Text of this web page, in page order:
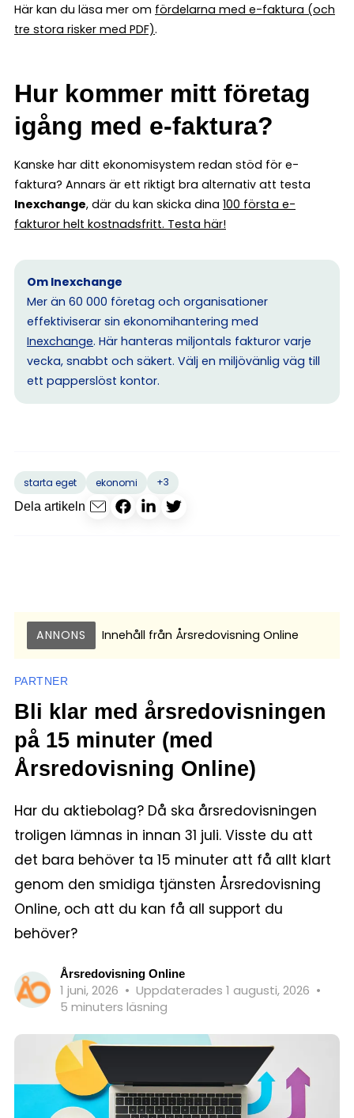
Här kan du läsa mer om fördelarna med e-faktura (och
tre stora risker med PDF).
Hur kommer mitt företag
igång med e-faktura?
Kanske har ditt ekonomisystem redan stöd för e-
faktura? Annars är ett riktigt bra alternativ att testa
Inexchange, där du kan skicka dina 100 första e-
fakturor helt kostnadsfritt. Testa här!
Om Inexchange
Mer än 60 000 företag och organisationer
effektiviserar sin ekonomihantering med
Inexchange. Här hanteras miljontals fakturor varje
vecka, snabbt och säkert. Välj en miljövänlig väg till
ett papperslöst kontor.
starta eget ekonomi
+3
Dela artikeln
ANNONS Innehåll från Årsredovisning Online
PARTNER
Bli klar med årsredovisningen
på 15 minuter (med
Årsredovisning Online)
Har du aktiebolag? Då ska årsredovisningen
troligen lämnas in innan 31 juli. Visste du att
det bara behöver ta 15 minuter att få allt klart
genom den smidiga tjänsten Årsredovisning
Online, och att du kan få all support du
behöver?
Årsredovisning Online
1 juni, 2026 • Uppdaterades 1 augusti, 2026 •
5 minuters läsning